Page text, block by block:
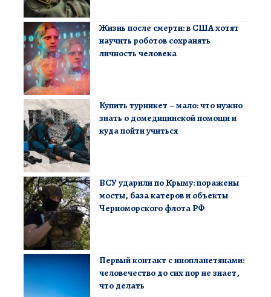
Жизнь после смерти: в США хотят
научить роботов сохранять
личность человека
Купить турникет – мало: что нужно
знать о домедицинской помощи и
куда пойти учиться
ВСУ ударили по Крыму: поражены
мосты, база катеров и объекты
Черноморского флота РФ
Первый контакт с инопланетянами:
человечество до сих пор не знает,
что делать